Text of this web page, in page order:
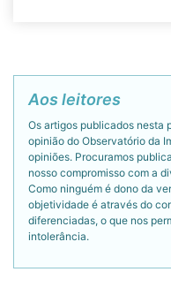
Aos leitores
Os artigos publicados nesta
opinião do Observatório da
opiniões. Procuramos
nosso compromisso com a
Como ninguém é dono da
objetividade é através do
diferenciadas, o que nos
intolerância.